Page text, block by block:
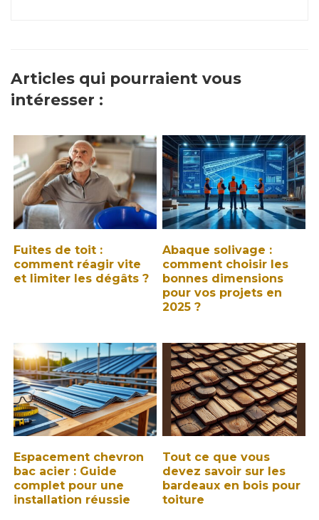
Articles qui pourraient vous
intéresser :
Fuites de toit :
comment réagir vite
et limiter les dégâts ?
Abaque solivage :
comment choisir les
bonnes dimensions
pour vos projets en
2025 ?
Espacement chevron
bac acier : Guide
complet pour une
installation réussie
Tout ce que vous
devez savoir sur les
bardeaux en bois pour
toiture